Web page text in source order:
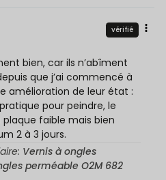
vérifié
bien, car ils n’abîment
que j’ai commencé à
amélioration de leur état :
pour peindre, le
faible mais bien
2 à 3 jours.
Vernis à ongles
perméable O2M 682